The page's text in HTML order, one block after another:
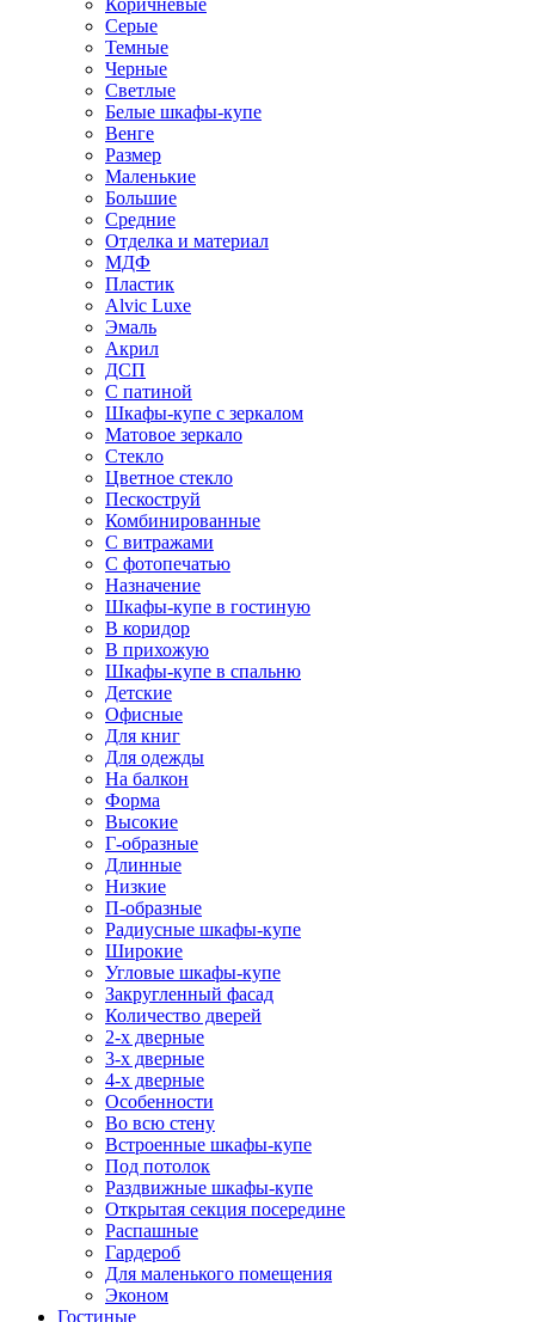
Коричневые
Серые
Темные
Черные
Светлые
Белые шкафы-купе
Венге
Размер
Маленькие
Большие
Средние
Отделка и материал
МДФ
Пластик
Alvic Luxe
Эмаль
Акрил
ДСП
С патиной
Шкафы-купе с зеркалом
Матовое зеркало
Стекло
Цветное стекло
Пескоструй
Комбинированные
С витражами
С фотопечатью
Назначение
Шкафы-купе в гостиную
В коридор
В прихожую
Шкафы-купе в спальню
Детские
Офисные
Для книг
Для одежды
На балкон
Форма
Высокие
Г-образные
Длинные
Низкие
П-образные
Радиусные шкафы-купе
Широкие
Угловые шкафы-купе
Закругленный фасад
Количество дверей
2-х дверные
3-х дверные
4-х дверные
Особенности
Во всю стену
Встроенные шкафы-купе
Под потолок
Раздвижные шкафы-купе
Открытая секция посередине
Распашные
Гардероб
Для маленького помещения
Эконом
Гостиные